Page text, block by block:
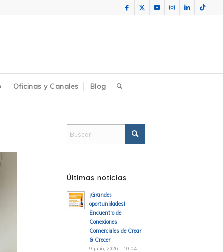
Oficinas y Canales Blog
Últimas noticias
¡Grandes
oportunidades!
Encuentro de
Conexiones
Comerciales de Crear
& Crecer
9 julio, 2026 - 10:04